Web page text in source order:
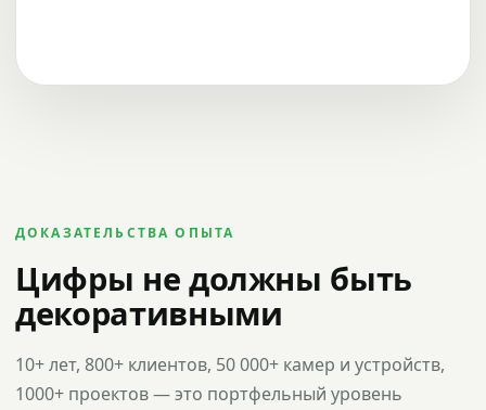
ДОКАЗАТЕЛЬСТВА ОПЫТА
Цифры не должны быть
декоративными
10+ лет, 800+ клиентов, 50 000+ камер и устройств,
1000+ проектов — это портфельный уровень